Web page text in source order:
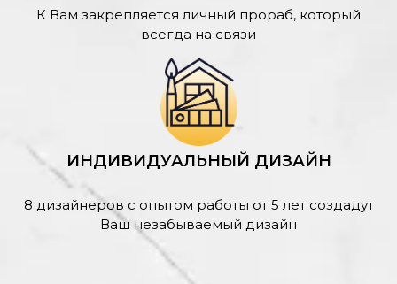
К Вам закрепляется личный прораб, который
всегда на связи
ИНДИВИДУАЛЬНЫЙ ДИЗАЙН
8 дизайнеров с опытом работы от 5 лет создадут
Ваш незабываемый дизайн